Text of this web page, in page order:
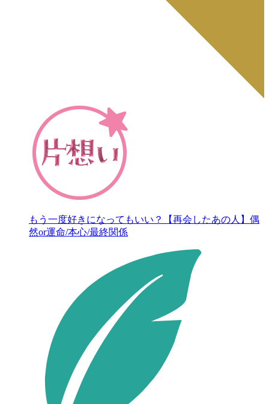
もう一度好きになってもいい？【再会したあの人】偶
然or運命/本心/最終関係